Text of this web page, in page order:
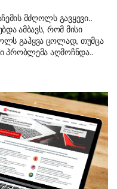
მძღოლს გავყევი..
ამბავს, რომ მისი
გაჰყვა ცოლად, თუმცა
პრობლემა აღმოჩნდა..